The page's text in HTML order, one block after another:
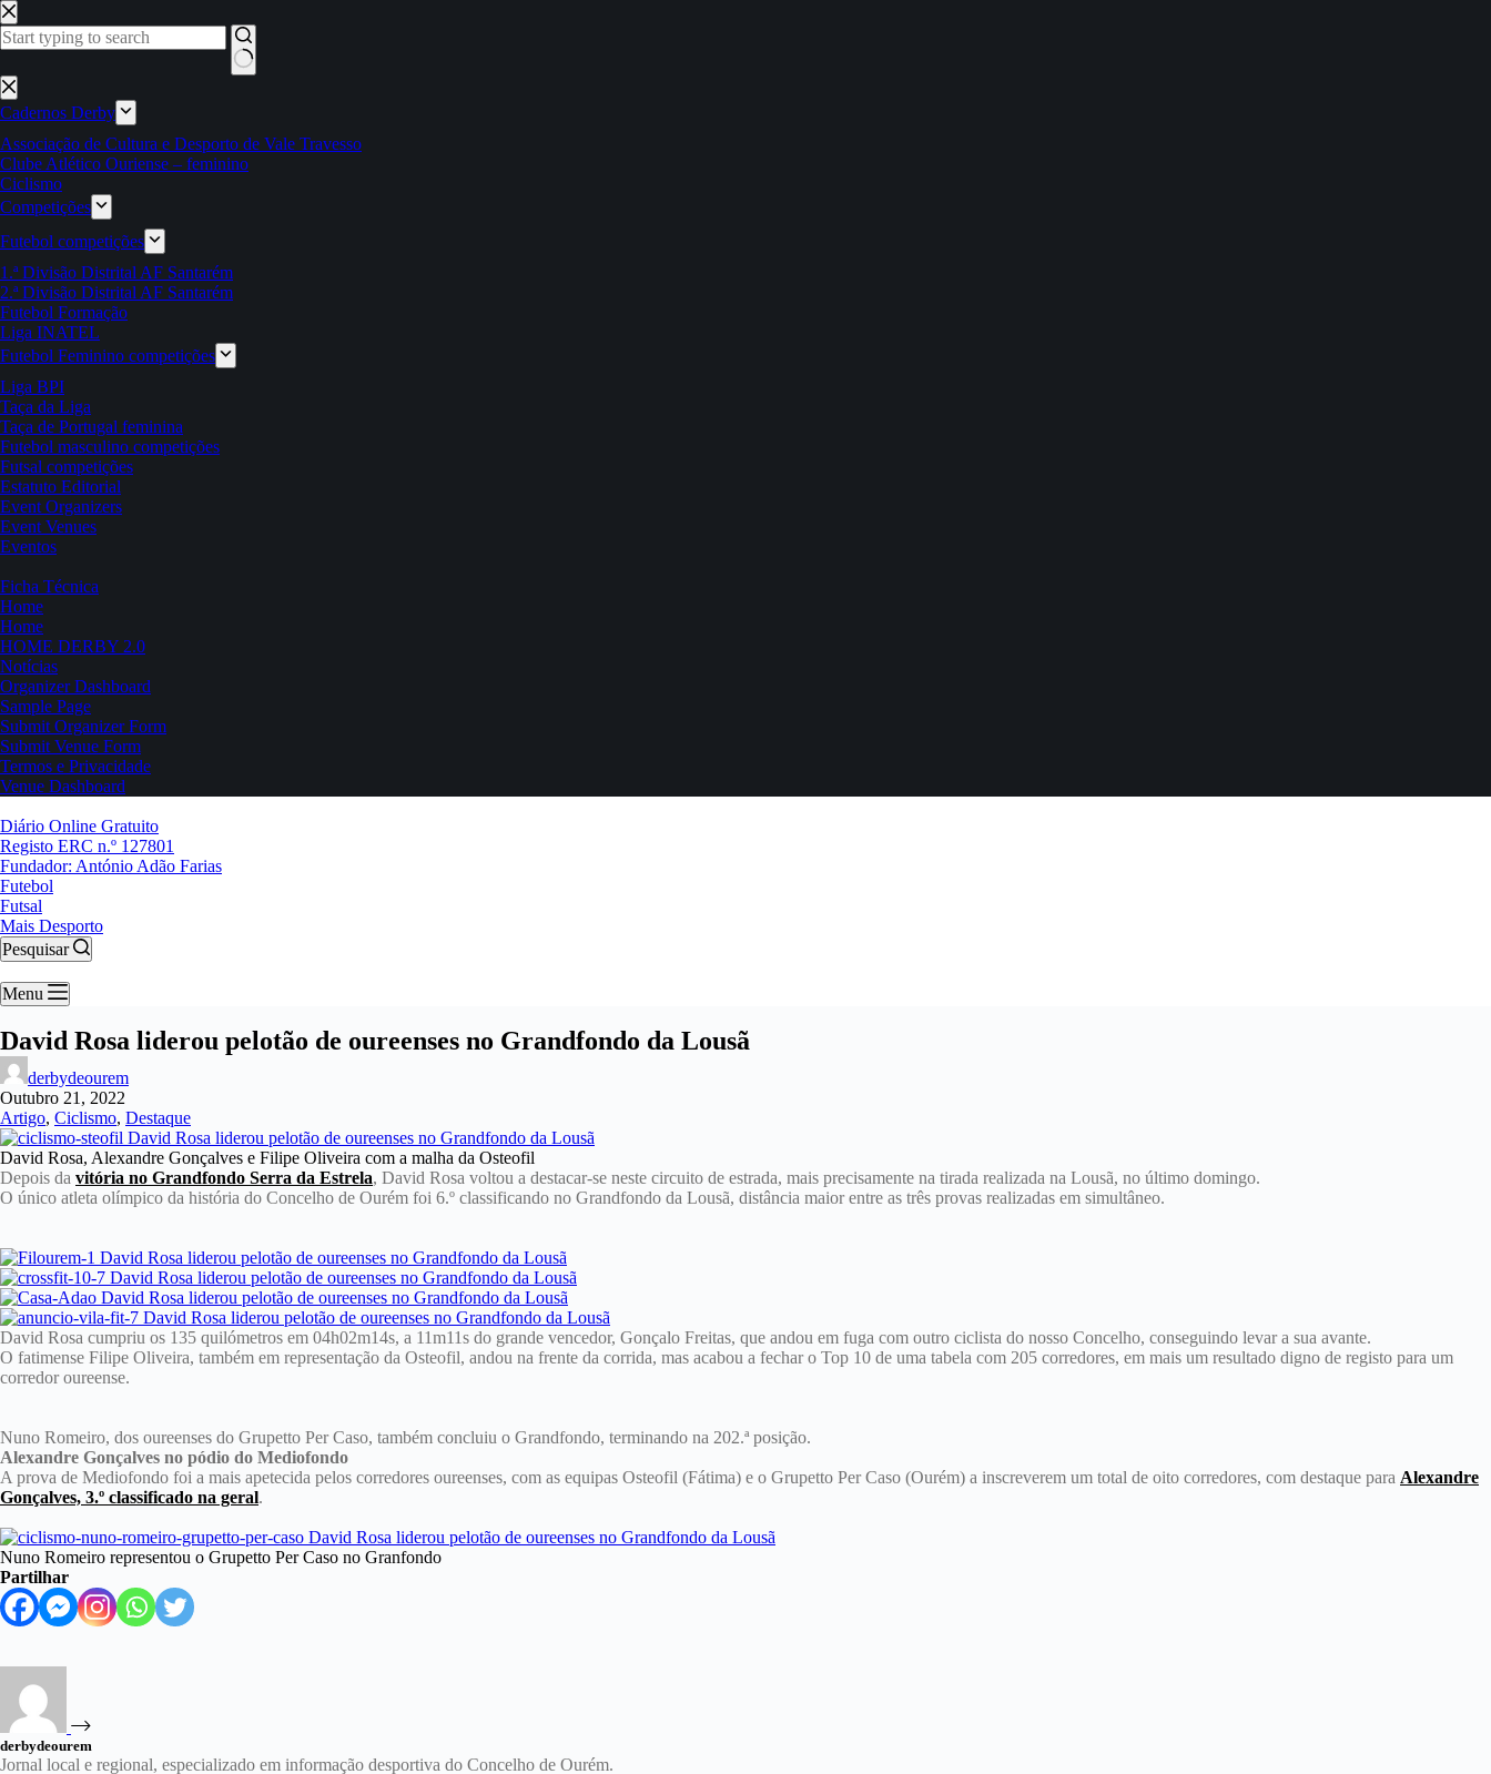
Pular
para
o
Sem
resultados
Cadernos Derby
Associação de Cultura e Desporto de Vale Travesso
Clube Atlético Ouriense – feminino
Ciclismo
Competições
Futebol competições
1.ª Divisão Distrital AF Santarém
2.ª Divisão Distrital AF Santarém
Futebol Formação
Liga INATEL
Futebol Feminino competições
Liga BPI
Taça da Liga
Taça de Portugal feminina
Futebol masculino competições
Futsal competições
Estatuto Editorial
Event Organizers
Event Venues
Eventos
Ficha Técnica
Home
Home
HOME DERBY 2.0
Notícias
Organizer Dashboard
Sample Page
Submit Organizer Form
Submit Venue Form
Termos e Privacidade
Venue Dashboard
Diário Online Gratuito
Registo ERC n.º 127801
Fundador: António Adão Farias
Futebol
Futsal
Mais Desporto
Pesquisar
Menu
David Rosa liderou pelotão de oureenses no Grandfondo da Lousã
derbydeourem
Outubro 21, 2022
Artigo, Ciclismo, Destaque
David Rosa, Alexandre Gonçalves e Filipe Oliveira com a malha da Osteofil
Depois da vitória no Grandfondo Serra da Estrela, David Rosa voltou a destacar-se neste circuito de estrada, mais precisamente na tirada realizada na Lousã, no último domingo.
O único atleta olímpico da história do Concelho de Ourém foi 6.º classificando no Grandfondo da Lousã, distância maior entre as três provas realizadas em simultâneo.
David Rosa cumpriu os 135 quilómetros em 04h02m14s, a 11m11s do grande vencedor, Gonçalo Freitas, que andou em fuga com outro ciclista do nosso Concelho, conseguindo levar a sua avante.
O fatimense Filipe Oliveira, também em representação da Osteofil, andou na frente da corrida, mas acabou a fechar o Top 10 de uma tabela com 205 corredores, em mais um resultado digno de registo para um
corredor oureense.
Nuno Romeiro, dos oureenses do Grupetto Per Caso, também concluiu o Grandfondo, terminando na 202.ª posição.
Alexandre Gonçalves no pódio do Mediofondo
A prova de Mediofondo foi a mais apetecida pelos corredores oureenses, com as equipas Osteofil (Fátima) e o Grupetto Per Caso (Ourém) a inscreverem um total de oito corredores, com destaque para Alexandre
Gonçalves, 3.º classificado na geral.
Nuno Romeiro representou o Grupetto Per Caso no Granfondo
Partilhar
derbydeourem
Jornal local e regional, especializado em informação desportiva do Concelho de Ourém.